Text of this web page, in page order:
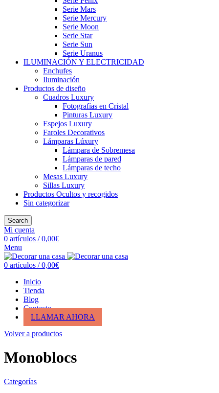
Serie Mars
Serie Mercury
Serie Moon
Serie Star
Serie Sun
Serie Uranus
ILUMINACIÓN Y ELECTRICIDAD
Enchufes
Iluminación
Productos de diseño
Cuadros Luxury
Fotografías en Cristal
Pinturas Luxury
Espejos Luxury
Faroles Decorativos
Lámparas Lúxury
Lámpara de Sobremesa
Lámparas de pared
Lámparas de techo
Mesas Luxury
Sillas Luxury
Productos Ocultos y recogidos
Sin categorizar
Search
Mi cuenta
0 artículos / 0,00€
Menu
0 artículos / 0,00€
Inicio
Tienda
Blog
Contacto
LLAMAR AHORA
Volver a productos
Monoblocs
Categorías